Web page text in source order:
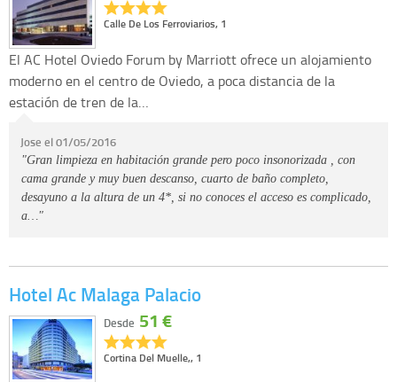
Calle De Los Ferroviarios, 1
El AC Hotel Oviedo Forum by Marriott ofrece un alojamiento
moderno en el centro de Oviedo, a poca distancia de la
estación de tren de la…
Jose el 01/05/2016
"Gran limpieza en habitación grande pero poco insonorizada , con
cama grande y muy buen descanso, cuarto de baño completo,
desayuno a la altura de un 4*, si no conoces el acceso es complicado,
a…"
Hotel Ac Malaga Palacio
Cortina Del Muelle,, 1
Desde 51 €